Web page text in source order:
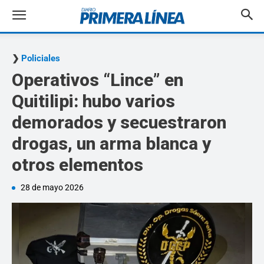
Policiales
Operativos “Lince” en
Quitilipi: hubo varios
demorados y secuestraron
drogas, un arma blanca y
otros elementos
28 de mayo 2026